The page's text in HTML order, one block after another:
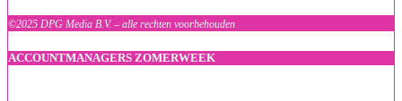
©2025 DPG Media B.V. – alle rechten voorbehouden
ACCOUNTMANAGERS ZOMERWEEK